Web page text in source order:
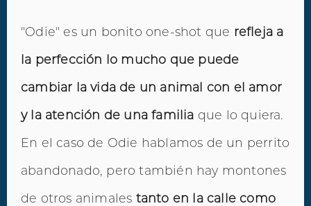
"Odie" es un bonito one-shot que refleja a
la perfección lo mucho que puede
cambiar la vida de un animal con el amor
y la atención de una familia que lo quiera.
En el caso de Odie hablamos de un perrito
abandonado, pero también hay montones
de otros animales tanto en la calle como